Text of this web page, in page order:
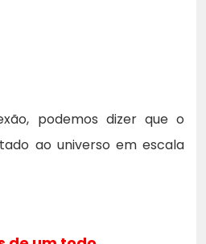
podemos dizer que o
ao universo em escala